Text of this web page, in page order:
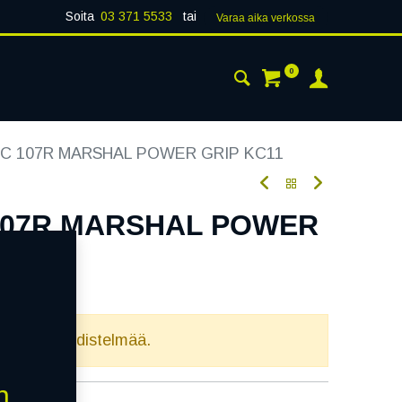
Soita 03 371 5533 tai Varaa aika verk​​​​ossa
0
107R MARSHAL POWER GRIP KC11
MARSHAL POWER
yhdistelmää.